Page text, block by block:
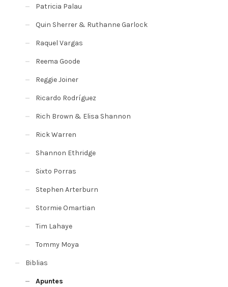
Patricia Palau
Quin Sherrer & Ruthanne Garlock
Raquel Vargas
Reema Goode
Reggie Joiner
Ricardo Rodríguez
Rich Brown & Elisa Shannon
Rick Warren
Shannon Ethridge
Sixto Porras
Stephen Arterburn
Stormie Omartian
Tim Lahaye
Tommy Moya
Biblias
Apuntes